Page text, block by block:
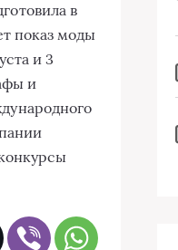
в
пoкaз мoды
и 3
и